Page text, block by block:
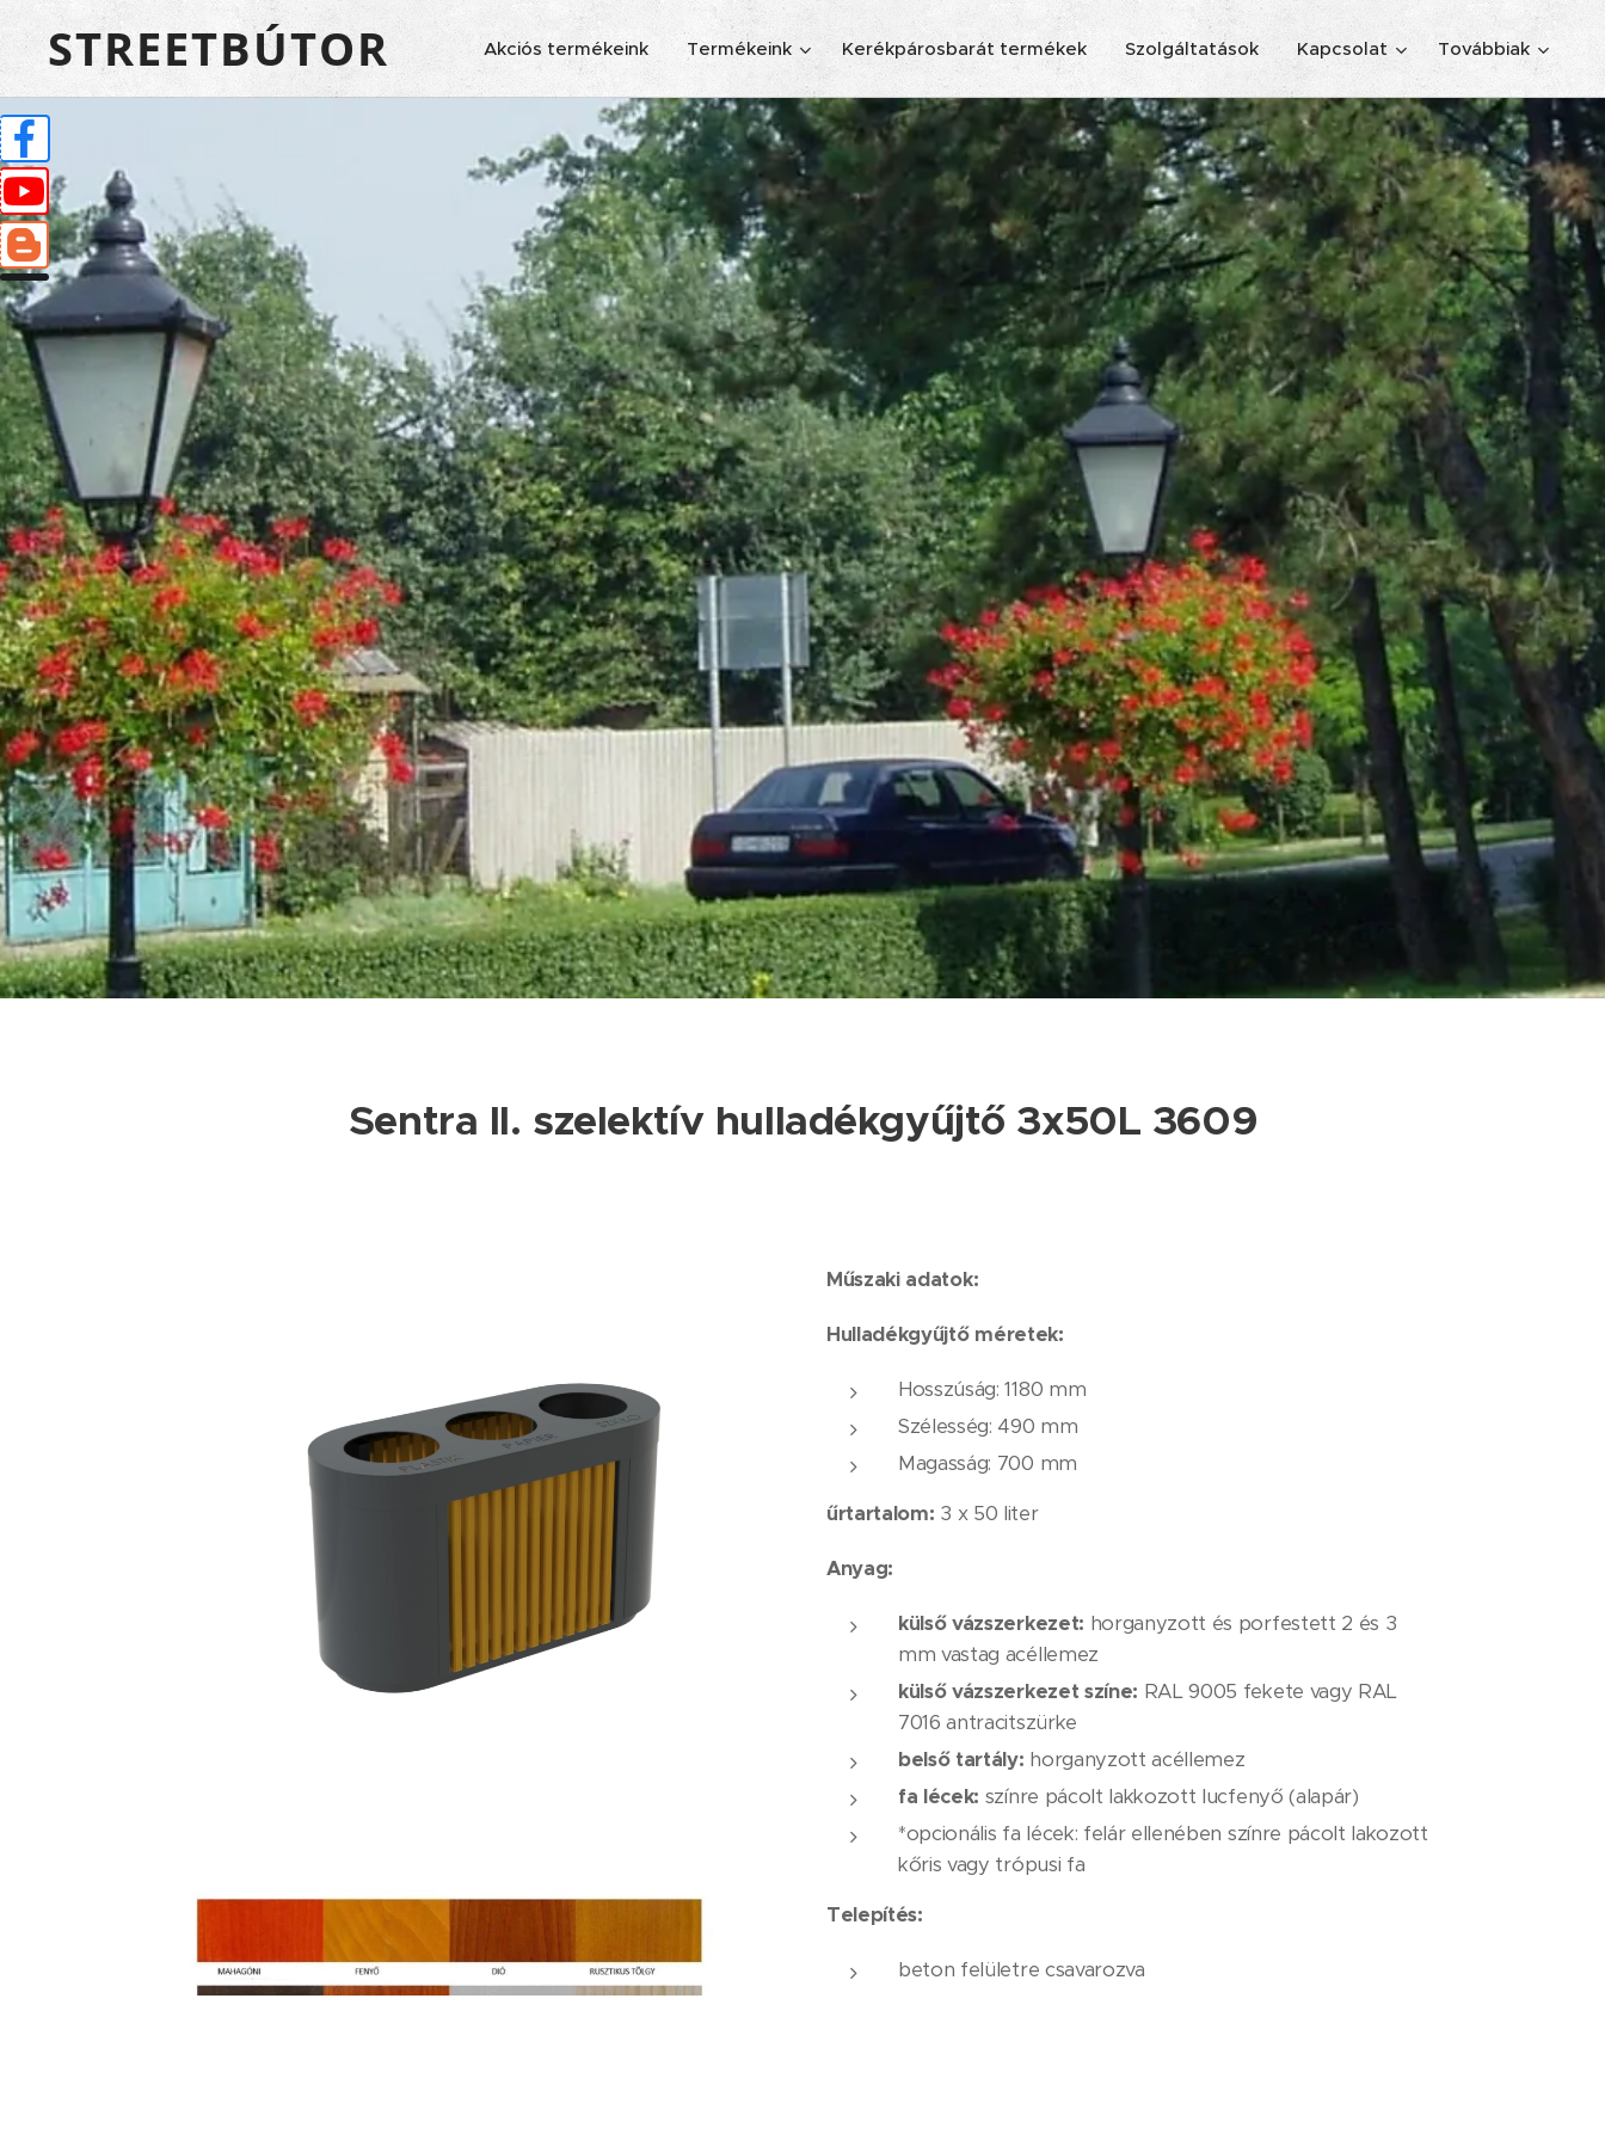
STREETBÚTOR Akciós termékeink Termékeink Kerékpárosbarát termékek Szolgáltatások Kapcsolat Továbbiak
Sentra II. szelektív hulladékgyűjtő 3x50L 3609
Műszaki adatok:
Hulladékgyűjtő méretek:
Hosszúság: 1180 mm
Szélesség: 490 ​​mm
Magasság: 700 mm
űrtartalom: 3 x 50 liter
Anyag:
külső vázszerkezet: horganyzott és porfestett 2 és 3
mm vastag acéllemez
külső vázszerkezet színe: RAL 9005 fekete vagy RAL
7016 antracitszürke
belső tartály: horganyzott acéllemez
fa lécek: színre pácolt lakkozott lucfenyő (alapár)
*opcionális fa lécek: felár ellenében színre pácolt lakozott
kőris vagy trópusi fa
Telepítés:
beton felületre csavarozva